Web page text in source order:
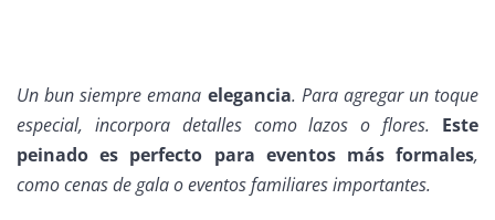
Unbun siempre emana elegancia. Para agregar un toque
especial, incorpora detalles como lazos o flores. Este
peinado es perfecto para eventos más formales,
como cenas de gala o eventos familiares importantes.